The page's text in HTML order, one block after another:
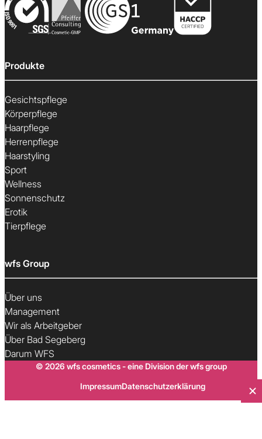
Produkte
Gesichtspflege
Körperpflege
Haarpflege
Herrenpflege
Haarstyling
Sport
Wellness
Sonnenschutz
Erotik
Tierpflege
wfs Group
Über uns
Management
Wir als Arbeitgeber
Über Bad Segeberg
Darum WFS
© 2026 wfs cosmetics - eine Division der wfs group
ImpressumDatenschutzerklärung